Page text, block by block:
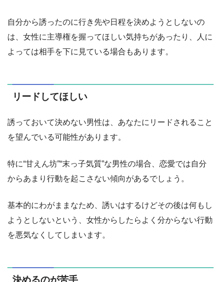
自分から誘ったのに行き先や日程を決めようとしないの
は、女性に主導権を握ってほしい気持ちがあったり、人に
よっては相手を下に見ている場合もあります。
リードしてほしい
誘っておいて決めない男性は、あなたにリードされること
を望んでいる可能性があります。
特に“甘えん坊”“末っ子気質”な男性の場合、恋愛では自分
からあまり行動を起こさない傾向があるでしょう。
基本的にわがままなため、誘いはするけどその後は何もし
ようとしないという、女性からしたらよく分からない行動
を悪気なくしてしまいます。
決めるのが苦手